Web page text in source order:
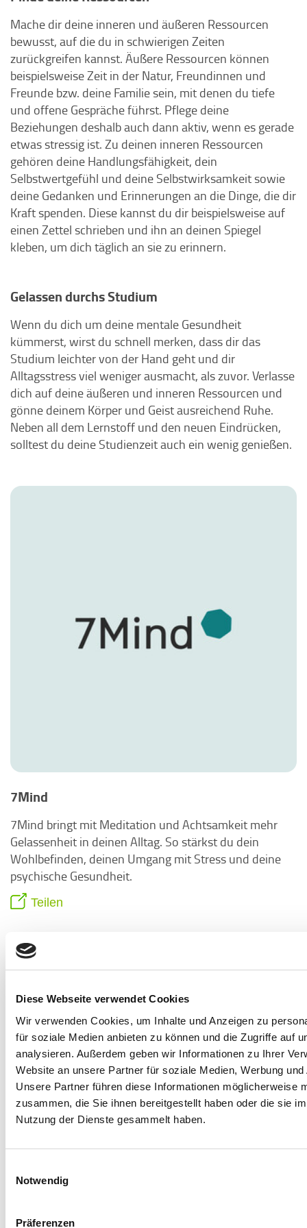
Diese Webseite verwendet Cookies
Wir verwenden Cookies, um Inhalte und Anzeigen zu
für soziale Medien anbieten zu können und die Zugriffe auf
analysieren. Außerdem geben wir Informationen zu Ihrer
Website an unsere Partner für soziale Medien, Werbung
Unsere Partner führen diese Informationen möglicherweise
zusammen, die Sie ihnen bereitgestellt haben oder die sie
Nutzung der Dienste gesammelt haben.
Notwendig
Präferenzen
Mache dir deine inneren und äußeren Ressourcen
bewusst, auf die du in schwierigen Zeiten
zurückgreifen kannst. Äußere Ressourcen können
beispielsweise Zeit in der Natur, Freundinnen und
Freunde bzw. deine Familie sein, mit denen du tiefe
und offene Gespräche führst. Pflege deine
Beziehungen deshalb auch dann aktiv, wenn es gerade
etwas stressig ist. Zu deinen inneren Ressourcen
gehören deine Handlungsfähigkeit, dein
Selbstwertgefühl und deine Selbstwirksamkeit sowie
deine Gedanken und Erinnerungen an die Dinge, die dir
Kraft spenden. Diese kannst du dir beispielsweise auf
einen Zettel schrieben und ihn an deinen Spiegel
kleben, um dich täglich an sie zu erinnern.
Gelassen durchs Studium
Wenn du dich um deine mentale Gesundheit
kümmerst, wirst du schnell merken, dass dir das
Studium leichter von der Hand geht und dir
Alltagsstress viel weniger ausmacht, als zuvor. Verlasse
dich auf deine äußeren und inneren Ressourcen und
gönne deinem Körper und Geist ausreichend Ruhe.
Neben all dem Lernstoff und den neuen Eindrücken,
solltest du deine Studienzeit auch ein wenig genießen.
7Mind
7Mind bringt mit Meditation und Achtsamkeit mehr
Gelassenheit in deinen Alltag. So stärkst du dein
Wohlbefinden, deinen Umgang mit Stress und deine
psychische Gesundheit.
Teilen
Vgl. Kohls, Elisabeth; Guenthner, Lukas; Baldofski,
Sabrina; Brock, Tanja; Schuhr, Jan & Rummel-Kluge,
Christine (2023): "Two years COVID-19 pandemic:
Development of university students' mental health
2020–2022". In: Frontiers in Psychiatry, Vol 14
unter:https://www.frontiersin.org/articles/10.3389/
https://www.deutsche-
depressionshilfe.de/wissen/depression-in-